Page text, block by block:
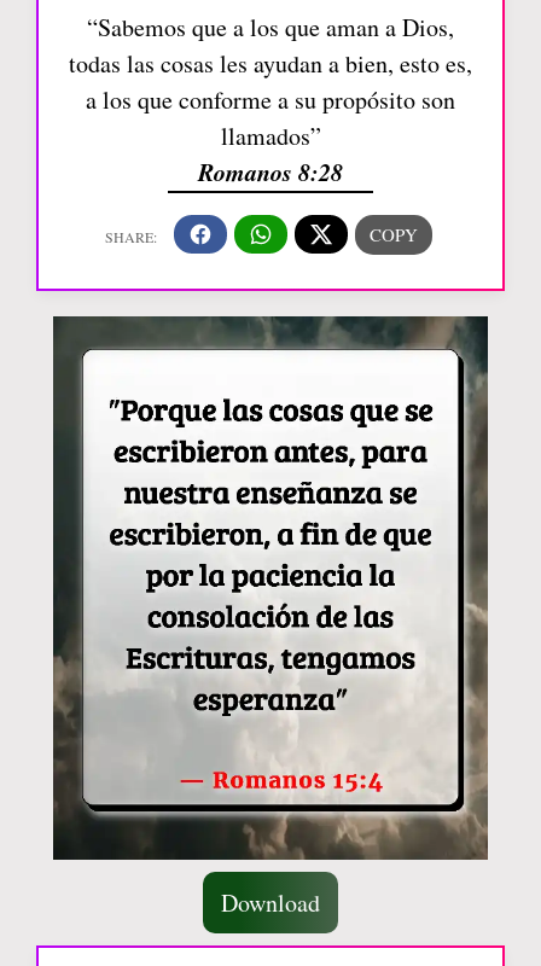
“Sabemos que a los que aman a Dios,
todas las cosas les ayudan a bien, esto es,
a los que conforme a su propósito son
llamados”
Romanos 8:28
Download